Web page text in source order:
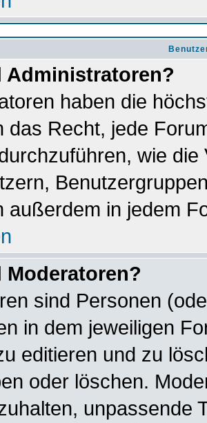
Administratoren?
haben die
das Recht, jede
wie
außerdem in jedem
Moderatoren?
sind Personen
in dem jeweiligen
editieren und zu
oder löschen.
unpassende